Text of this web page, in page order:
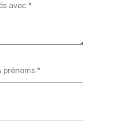
avec *